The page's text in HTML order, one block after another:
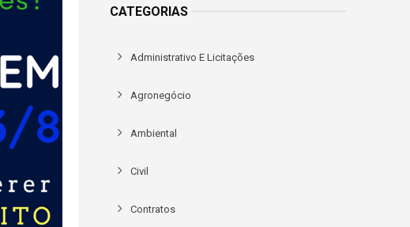
CATEGORIAS
Administrativo E Licitações
Agronegócio
Ambiental
Civil
Contratos